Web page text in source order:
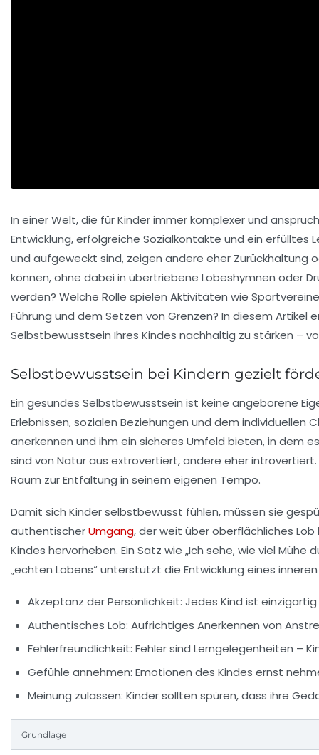
In einer Welt, die für Kinder immer komplexer und
Entwicklung, erfolgreiche Sozialkontakte und ein
und aufgeweckt sind, zeigen andere eher Zurückhaltung
können, ohne dabei in übertriebene Lobeshymnen oder
werden? Welche Rolle spielen Aktivitäten wie
Führung und dem Setzen von Grenzen? In diesem
Selbstbewusstsein Ihres Kindes nachhaltig zu stärken –
Selbstbewusstsein bei Kindern gezielt
Ein gesundes Selbstbewusstsein ist keine angeborene
Erlebnissen, sozialen Beziehungen und dem individuellen
anerkennen und ihm ein sicheres Umfeld bieten, in dem
sind von Natur aus extrovertiert, andere eher
Raum zur Entfaltung in seinem eigenen Tempo.
Damit sich Kinder selbstbewusst fühlen, müssen sie
authentischerUmgang, der weit über oberflächliches
Kindes hervorheben. Ein Satz wie „Ich sehe, wie viel
„echten Lobens“ unterstützt die Entwicklung eines
Akzeptanz der Persönlichkeit: Jedes Kind ist
Authentisches Lob: Aufrichtiges Anerkennen von
Fehlerfreundlichkeit: Fehler sind Lerngelegenheiten –
Gefühle annehmen: Emotionen des Kindes ernst
Meinung zulassen: Kinder sollten spüren, dass ihre
Grundlage